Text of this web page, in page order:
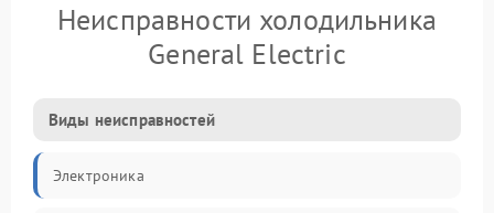
Неисправности холодильника
General Electric
Виды неисправностей
Электроника